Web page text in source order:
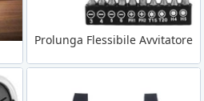
Prolunga Flessibile Avvitatore